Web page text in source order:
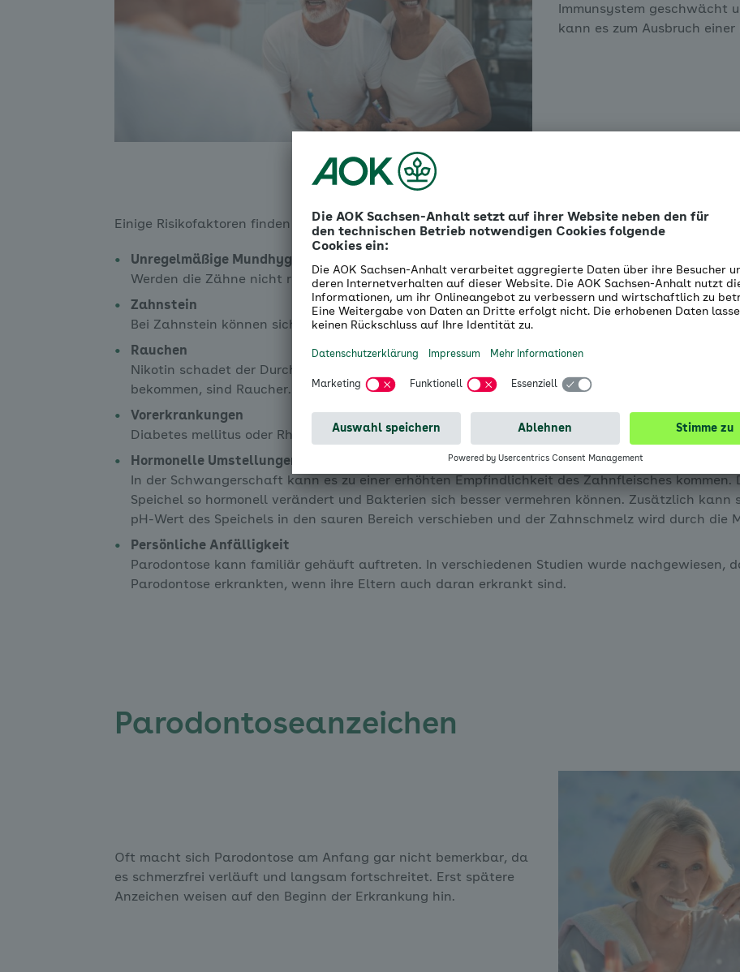
Immunsystem geschwächt
kann es zum Ausbruch
Einige Risikofaktoren finden Sie hier:
Unregelmäßige Mundhygiene
Werden die Zähne nicht regelmäßig gesäubert, lagern sich Bakterien ab, die zu Karies und
Zahnstein
Bei Zahnstein können sich Bakterien schneller ausbreiten. Auch hier kann schnell eine
Rauchen
Nikotin schadet der Durchblutung des Zahnfleisches und schwächt das Immunsystem.
bekommen, sind Raucher.
Vorerkrankungen
Diabetes mellitus oder Rheumatoide Arthritis begünstigen Parodontose.
Hormonelle Umstellungen
In der Schwangerschaft kann es zu einer erhöhten Empfindlichkeit des Zahnfleisches
Speichel so hormonell verändert und Bakterien sich besser vermehren können. Zusätzlich kann
pH-Wert des Speichels in den sauren Bereich verschieben und der Zahnschmelz wird durch die
Persönliche Anfälligkeit
Parodontose kann familiär gehäuft auftreten. In verschiedenen Studien wurde nachgewiesen,
Parodontose erkrankten, wenn ihre Eltern auch daran erkrankt sind.
Parodontoseanzeichen
Oft macht sich Parodontose am Anfang gar nicht bemerkbar, da
es schmerzfrei verläuft und langsam fortschreitet. Erst spätere
Anzeichen weisen auf den Beginn der Erkrankung hin.